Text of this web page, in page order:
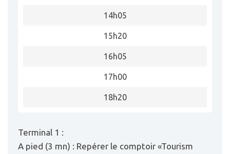
14h05
15h20
16h05
17h00
18h20
Terminal 1 :
A pied (3 mn) : Repérer le comptoir «Tourism